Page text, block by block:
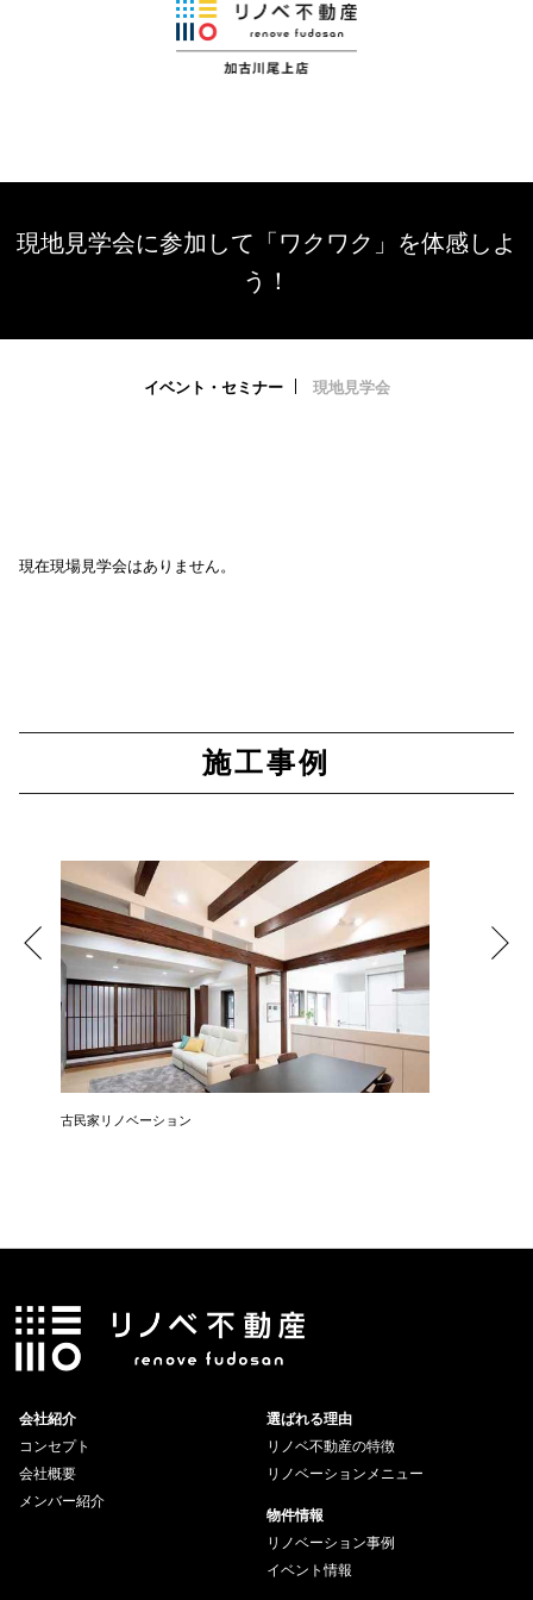
現地見学会に参加して「ワクワク」を体感しよ
う！
イベント・セミナー 現地見学会
現在現場見学会はありません。
施工事例
古民家リノベーション
会社紹介
コンセプト
会社概要
メンバー紹介
選ばれる理由
リノベ不動産の特徴
リノベーションメニュー
物件情報
リノベーション事例
イベント情報